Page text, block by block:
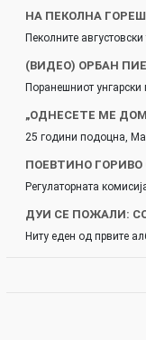
НА ПЕКОЛНА
Пеколните
(ВИДЕО) ОРБАН
Поранешниот
„ОДНЕСЕТЕ МЕ
25 години подоцна,
ПОЕВТИНО
Регулаторната
ДУИ СЕ ПОЖАЛИ:
Ниту еден од првите